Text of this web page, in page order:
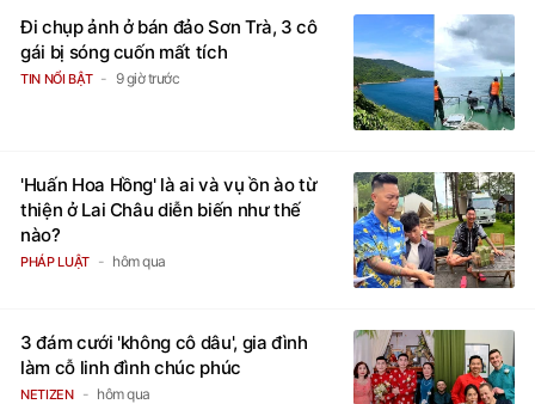
Đi chụp ảnh ở bán đảo Sơn Trà, 3 cô
gái bị sóng cuốn mất tích
TIN NỔI BẬT 9 giờ trước
'Huấn Hoa Hồng' là ai và vụ ồn ào từ
thiện ở Lai Châu diễn biến như thế
nào?
PHÁP LUẬT hôm qua
3 đám cưới 'không cô dâu', gia đình
làm cỗ linh đình chúc phúc
NETIZEN hôm qua